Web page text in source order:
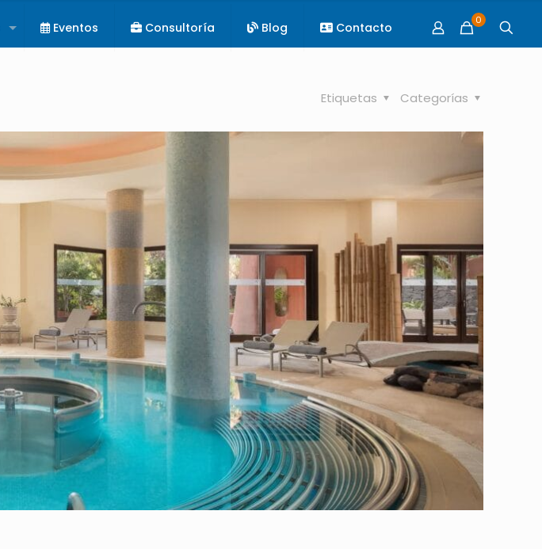
Eventos Consultoría Blog Contacto 0
Categorías
Etiquetas